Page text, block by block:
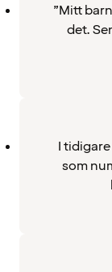
”Mitt
det.
I
som